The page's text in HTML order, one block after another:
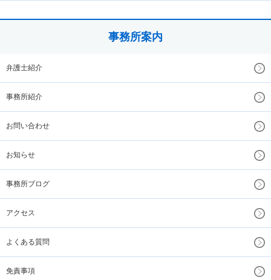
事務所案内
弁護士紹介
事務所紹介
お問い合わせ
お知らせ
事務所ブログ
アクセス
よくある質問
免責事項